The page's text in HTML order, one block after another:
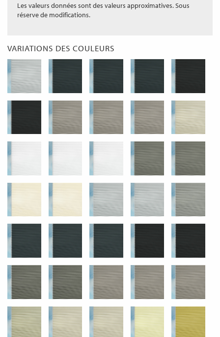
Les valeurs données sont des valeurs approximatives. Sous
réserve de modifications.
VARIATIONS DES COULEURS